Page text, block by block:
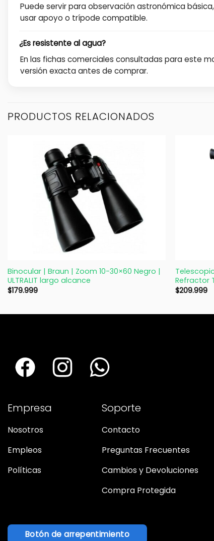
Puede servir para observación astronómica
usar apoyo o trípode compatible.
¿Es resistente al agua?
En las fichas comerciales consultadas para este
versión exacta antes de comprar.
PRODUCTOS RELACIONADOS
Binocular | Braun | Zoom 10-30×60 Negro |
ULTRALIT largo alcance
$179.999
Refractor
$209.999
Empresa
Nosotros
Empleos
Políticas
Soporte
Contacto
Preguntas Frecuentes
Cambios y Devoluciones
Compra Protegida
Botón de arrepentimiento